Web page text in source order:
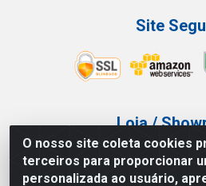
O nosso site coleta cookies
terceiros para proporcionar
personalizada ao usuário,
Site
Loja /
Tel.: (11) 3227-
Av Vautier, 587/597 -